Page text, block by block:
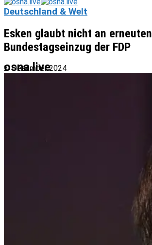
osna.live
Deutschland & Welt
Esken glaubt nicht an erneuten
Bundestagseinzug der FDP
2. Dezember 2024